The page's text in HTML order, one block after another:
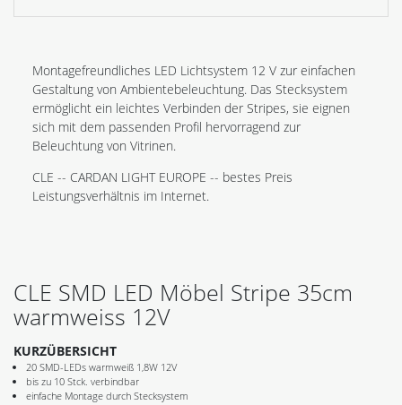
Montagefreundliches LED Lichtsystem 12 V zur einfachen
Gestaltung von Ambientebeleuchtung. Das Stecksystem
ermöglicht ein leichtes Verbinden der Stripes, sie eignen
sich mit dem passenden Profil hervorragend zur
Beleuchtung von Vitrinen.
CLE -- CARDAN LIGHT EUROPE -- bestes Preis
Leistungsverhältnis im Internet.
CLE SMD LED Möbel Stripe 35cm
warmweiss 12V
KURZÜBERSICHT
20 SMD-LEDs warmweiß 1,8W 12V
bis zu 10 Stck. verbindbar
einfache Montage durch Stecksystem